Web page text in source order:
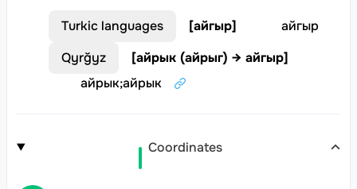
Turkic languages [айгыр]
айгыр
Qyrğyz
[айрык (айрыг) → айгыр]
айрык;айрык
Coordinates